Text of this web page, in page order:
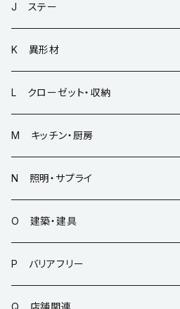
J ステー
K 異形材
L クローゼット・収納
M キッチン・厨房
N 照明・サプライ
O 建築・建具
P バリアフリー
Q 店舗関連